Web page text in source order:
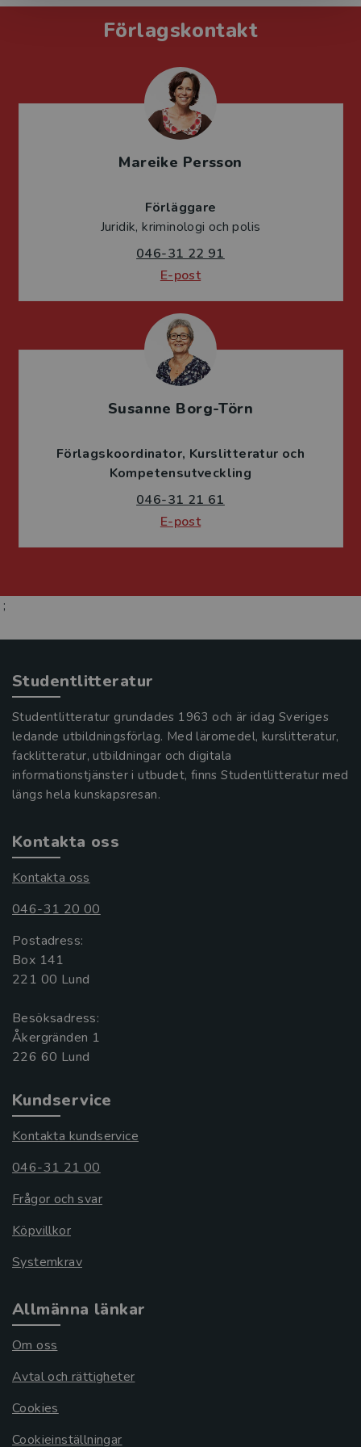
Förlagskontakt
Mareike Persson
Förläggare
Juridik, kriminologi och polis
046-31 22 91
E-post
Susanne Borg-Törn
Förlagskoordinator Kurslitteratur och
Kompetensutveckling
046-31 21 61
E-post
;
Studentlitteratur
Studentlitteratur grundades 1963 och är idag Sveriges
ledande utbildningsförlag. Med läromedel, kurslitteratur,
facklitteratur, utbildningar och digitala
informationstjänster i utbudet, finns Studentlitteratur med
längs hela kunskapsresan.
Kontakta oss
Kontakta oss
046-31 20 00
Postadress:
Box 141
221 00 Lund
Besöksadress:
Åkergränden 1
Kundservice
Kontakta kundservice
046-31 21 00
Frågor och svar
Köpvillkor
Systemkrav
Allmänna länkar
Om oss
Avtal och rättigheter
Cookies
Cookieinställningar